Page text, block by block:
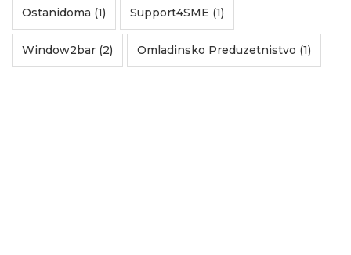
Ostanidoma (1) Support4SME (1)
Window2bar (2) Omladinsko Preduzetnistvo (1)